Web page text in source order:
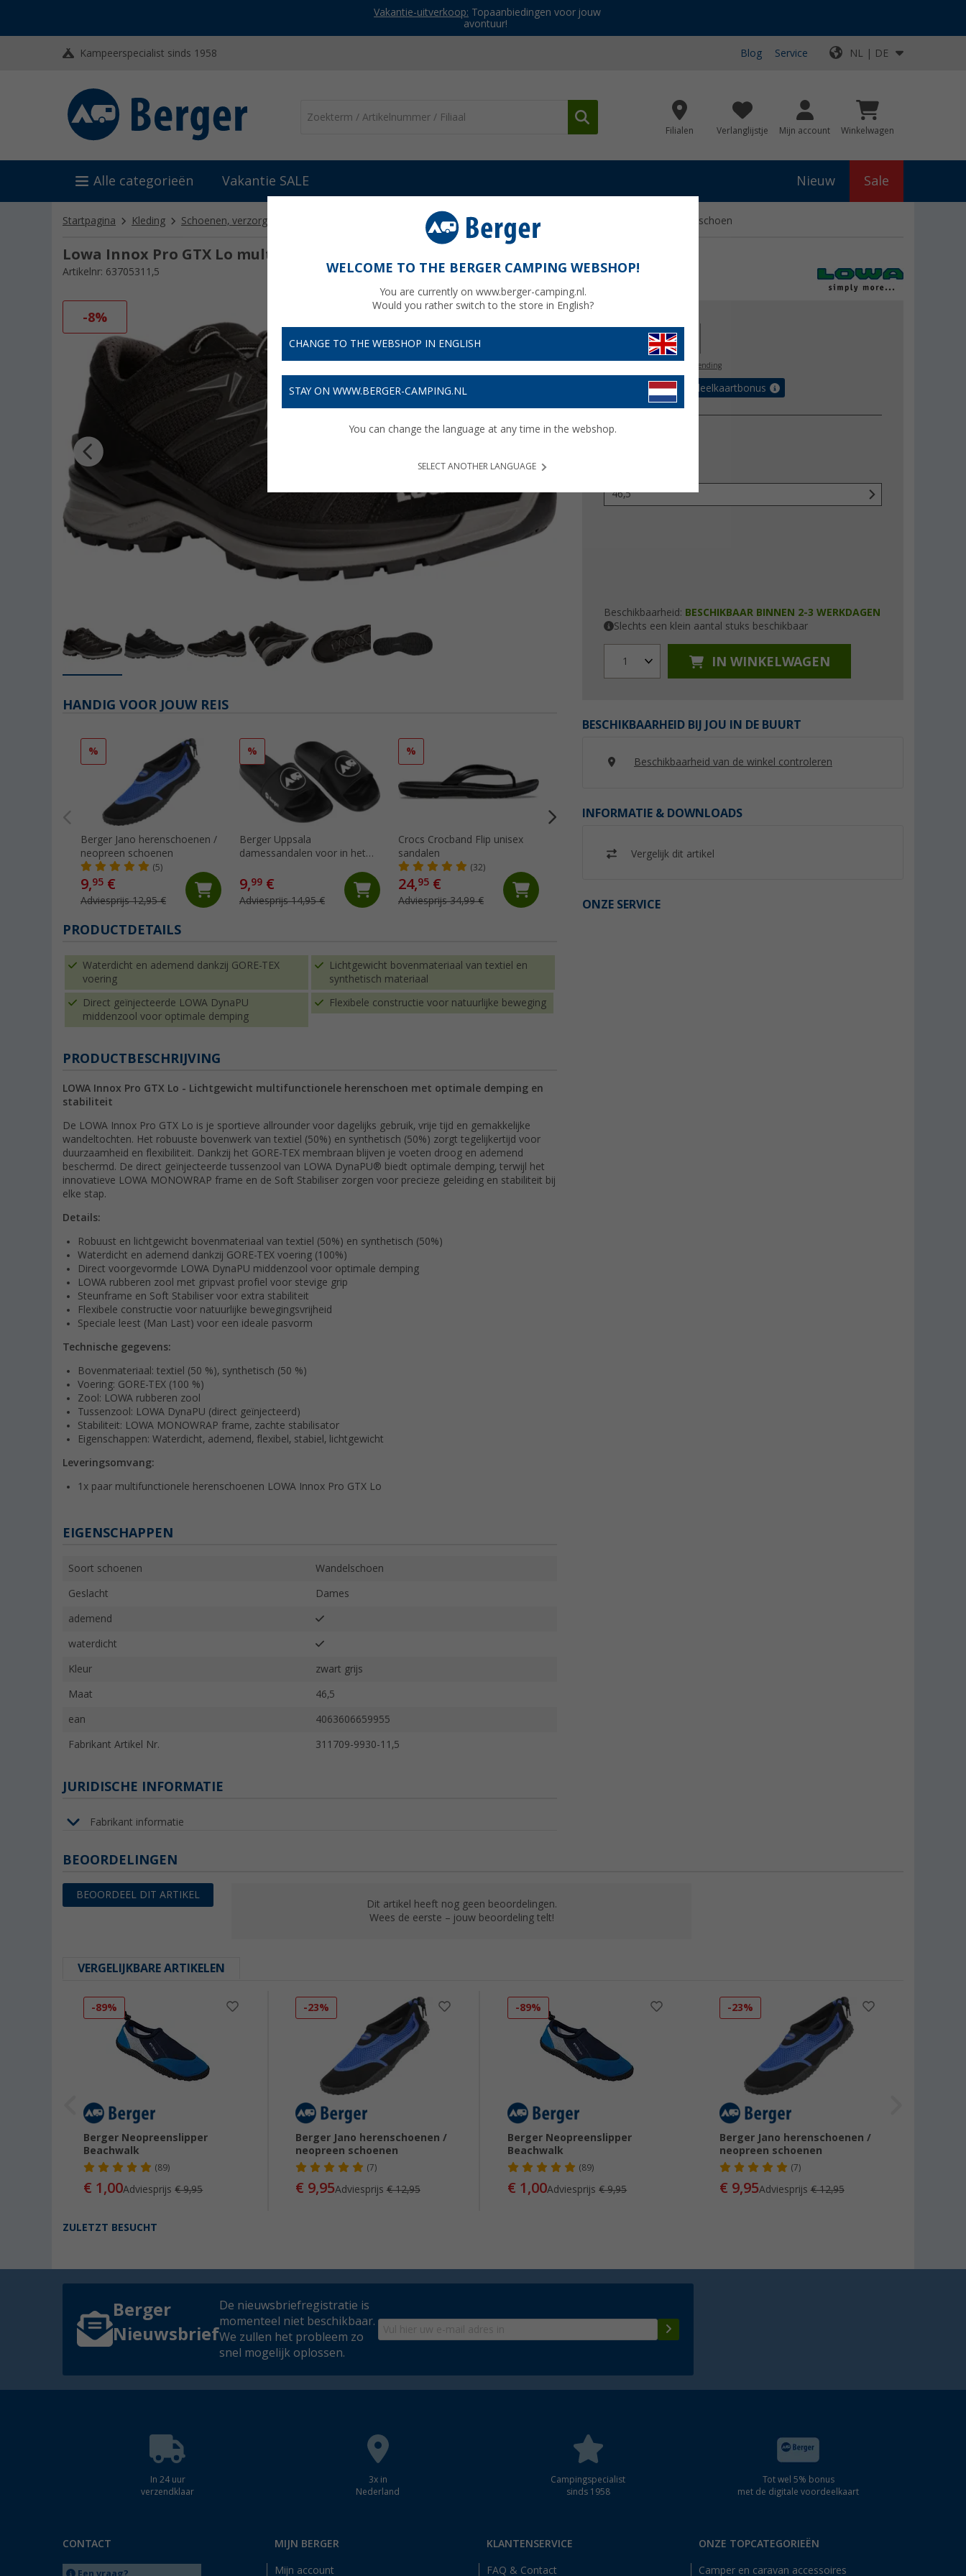
Vakantie-uitverkoop: Topaanbiedingen voor jouw
avontuur!
Kampeerspecialist sinds 1958 Blog Service NL | DE
Filialen Verlanglijstje Mijn account Winkelwagen
Alle categorieën Vakantie SALE Nieuw Sale
Startpagina Kleding Schoenen, verzorgingsmiddelen & sokken Herenschoenen Lowa Innox Pro GTX Lo multifunctionele herenschoen
Lowa Innox Pro GTX Lo multifunctionele herenschoen
Artikelnr: 63705311,5
-8%
€ 159,95
gratis verzending
€ met de voordeelkaartbonus
Kleur
46,5
Beschikbaarheid: BESCHIKBAAR BINNEN 2-3 WERKDAGEN
Slechts een klein aantal stuks beschikbaar
1 IN WINKELWAGEN
BESCHIKBAARHEID BIJ JOU IN DE BUURT
Beschikbaarheid van de winkel controleren
INFORMATIE & DOWNLOADS
Vergelijk dit artikel
ONZE SERVICE
HANDIG VOOR JOUW REIS
%
Berger Jano herenschoenen /
neopreen schoenen
(5)
9,95 €
Adviesprijs 12,95 €
%
Berger Uppsala
damessandalen voor in het
9,99 €
Adviesprijs 14,95 €
%
Crocs Crocband Flip unisex
sandalen
(32)
24,95 €
Adviesprijs 34,99 €
klompsandaal
Adviesprijs 59,99 €
PRODUCTDETAILS
Waterdicht en ademend dankzij GORE-TEX
voering
Lichtgewicht bovenmateriaal van textiel en
synthetisch materiaal
Direct geïnjecteerde LOWA DynaPU
middenzool voor optimale demping
Flexibele constructie voor natuurlijke beweging
PRODUCTBESCHRIJVING
LOWA Innox Pro GTX Lo - Lichtgewicht multifunctionele herenschoen met optimale demping en
stabiliteit
De LOWA Innox Pro GTX Lo is je sportieve allrounder voor dagelijks gebruik, vrije tijd en gemakkelijke
wandeltochten. Het robuuste bovenwerk van textiel (50%) en synthetisch (50%) zorgt tegelijkertijd voor
duurzaamheid en flexibiliteit. Dankzij het GORE-TEX membraan blijven je voeten droog en ademend
beschermd. De direct geïnjecteerde tussenzool van LOWA DynaPU® biedt optimale demping, terwijl het
innovatieve LOWA MONOWRAP frame en de Soft Stabiliser zorgen voor precieze geleiding en stabiliteit bij
elke stap.
Details:
Robuust en lichtgewicht bovenmateriaal van textiel (50%) en synthetisch (50%)
Waterdicht en ademend dankzij GORE-TEX voering (100%)
Direct voorgevormde LOWA DynaPU middenzool voor optimale demping
LOWA rubberen zool met gripvast profiel voor stevige grip
Steunframe en Soft Stabiliser voor extra stabiliteit
Flexibele constructie voor natuurlijke bewegingsvrijheid
Speciale leest (Man Last) voor een ideale pasvorm
Technische gegevens:
Bovenmateriaal: textiel (50 %), synthetisch (50 %)
Voering: GORE-TEX (100 %)
Zool: LOWA rubberen zool
Tussenzool: LOWA DynaPU (direct geïnjecteerd)
Stabiliteit: LOWA MONOWRAP frame, zachte stabilisator
Eigenschappen: Waterdicht, ademend, flexibel, stabiel, lichtgewicht
Leveringsomvang:
1x paar multifunctionele herenschoenen LOWA Innox Pro GTX Lo
EIGENSCHAPPEN
Soort schoenen Wandelschoen
Geslacht Dames
ademend
waterdicht
Kleur zwart grijs
Maat 46,5
ean 4063606659955
Fabrikant Artikel Nr. 311709-9930-11,5
JURIDISCHE INFORMATIE
Fabrikant informatie
BEOORDELINGEN
BEOORDEEL DIT ARTIKEL
Dit artikel heeft nog geen beoordelingen.
Wees de eerste – jouw beoordeling telt!
VERGELIJKBARE ARTIKELEN
-89%
Berger Neopreenslipper
Beachwalk
(89)
€ 1,00Adviesprijs€ 9,95
-23%
Berger Jano herenschoenen /
neopreen schoenen
(7)
€ 9,95Adviesprijs € 12,95
-89%
Berger Neopreenslipper
Beachwalk
(89)
€ 1,00Adviesprijs€ 9,95
-23%
Berger Jano herenschoenen /
neopreen schoenen
(7)
€ 9,95Adviesprijs € 12,95
ZULETZT BESUCHT
Berger
Nieuwsbrief
De nieuwsbriefregistratie is
momenteel niet beschikbaar.
We zullen het probleem zo
snel mogelijk oplossen.
In 24 uur
verzendklaar
3x in
Nederland
Campingspecialist
sinds 1958
Tot wel 5% bonus
met de digitale voordeelkaart
CONTACT
Een vraag?
MIJN BERGER
Mijn account
KLANTENSERVICE
FAQ & Contact
ONZE TOPCATEGORIEËN
Camper en caravan accessoires
WELCOME TO THE BERGER CAMPING WEBSHOP!
You are currently on www.berger-camping.nl.
Would you rather switch to the store in English?
CHANGE TO THE WEBSHOP IN ENGLISH
STAY ON WWW.BERGER-CAMPING.NL
You can change the language at any time in the webshop.
SELECT ANOTHER LANGUAGE